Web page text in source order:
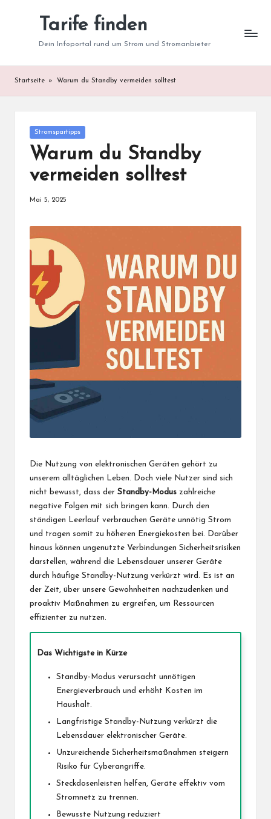
Tarife finden
Dein Infoportal rund um Strom und Stromanbieter
Startseite » Warum du Standby vermeiden solltest
Posted
in
Stromspartipps
Warum du Standby
vermeiden solltest
Mai 5, 2025
Die Nutzung von elektronischen Geräten gehört zu
unserem alltäglichen Leben. Doch viele Nutzer sind sich
nicht bewusst, dass der Standby-Modus zahlreiche
negative Folgen mit sich bringen kann. Durch den
ständigen Leerlauf verbrauchen Geräte unnötig Strom
und tragen somit zu höheren Energiekosten bei. Darüber
hinaus können ungenutzte Verbindungen Sicherheitsrisiken
darstellen, während die Lebensdauer unserer Geräte
durch häufige Standby-Nutzung verkürzt wird. Es ist an
der Zeit, über unsere Gewohnheiten nachzudenken und
proaktiv Maßnahmen zu ergreifen, um Ressourcen
effizienter zu nutzen.
Das Wichtigste in Kürze
Standby-Modus verursacht unnötigen
Energieverbrauch und erhöht Kosten im
Haushalt.
Langfristige Standby-Nutzung verkürzt die
Lebensdauer elektronischer Geräte.
Unzureichende Sicherheitsmaßnahmen steigern
Risiko für Cyberangriffe.
Steckdosenleisten helfen, Geräte effektiv vom
Stromnetz zu trennen.
Bewusste Nutzung reduziert